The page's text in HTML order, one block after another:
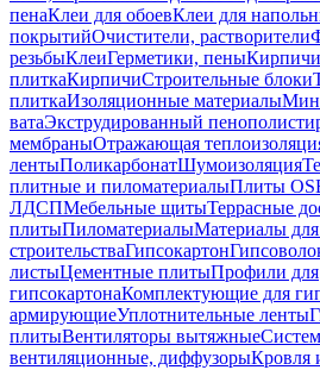
пенаКлеи для обоевКлеи для
покрытийОчистители, растворители
резьбыКлеиГерметики, пены
плиткаКирпичиСтроительные блоки
плиткаИзоляционные материалы
ватаЭкструдированный
мембраныОтражающая
лентыПоликарбонатШумоизоляция
плитные и пиломатериалыПлиты
ЛДСПМебельные щитыТеррасные
плитыПиломатериалыМатериалы для
строительстваГипсокартон
листыЦементные плитыПрофили для
гипсокартонаКомплектующие для
армирующиеУплотнительные ленты
плитыВентиляторы вытяжные
вентиляционные, диффузорыКровля